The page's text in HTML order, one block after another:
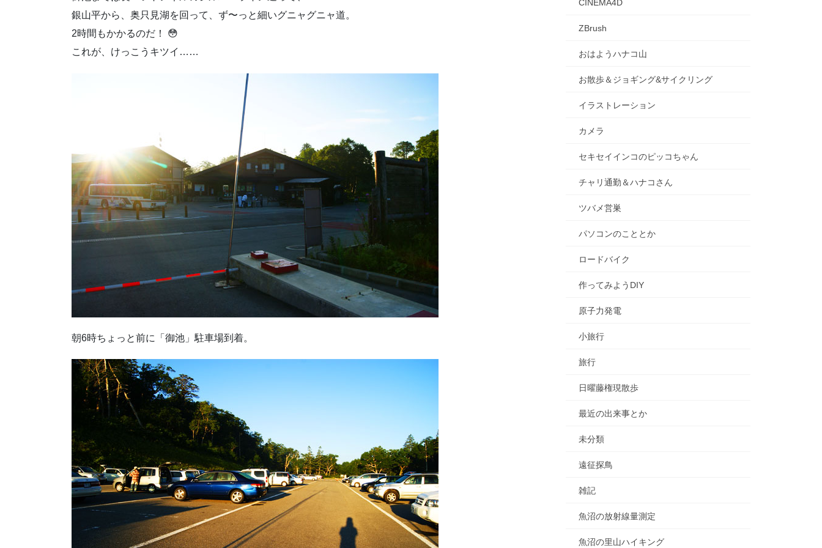
銀山平から、奥只見湖を回って、ず〜っと細いグニャグニャ道。
2時間もかかるのだ！ 😳
これが、けっこうキツイ……
朝6時ちょっと前に「御池」駐車場到着。
CINEMA4D
ZBrush
おはようハナコ山
お散歩＆ジョギング&サイクリング
イラストレーション
カメラ
セキセイインコのピッコちゃん
チャリ通勤＆ハナコさん
ツバメ営巣
パソコンのこととか
ロードバイク
作ってみようDIY
原子力発電
小旅行
旅行
日曜藤権現散歩
最近の出来事とか
未分類
遠征探鳥
雑記
魚沼の放射線量測定
魚沼の里山ハイキング